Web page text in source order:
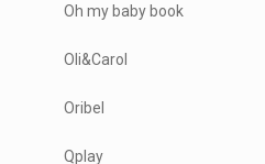
Oh my baby book
Oli&Carol
Oribel
Qplay